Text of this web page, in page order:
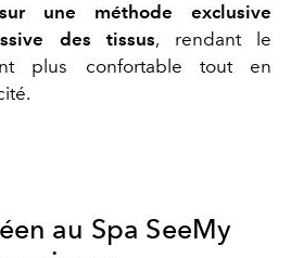
une méthode exclusive
des tissus, rendant le
plus confortable tout en
au Spa SeeMy